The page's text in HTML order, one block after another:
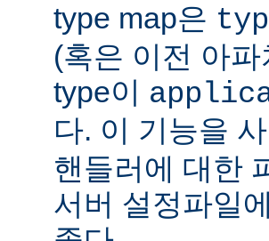
type map은
(혹은 이전 아
type이
다. 이 기능을
핸들러에 대한
서버 설정파일